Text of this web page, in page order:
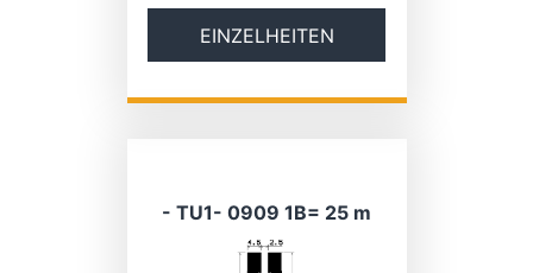
EINZELHEITEN
- TU1- 0909 1B= 25 m